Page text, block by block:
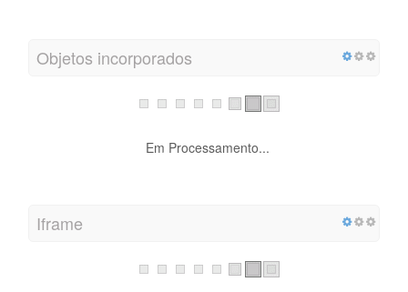
Objetos incorporados
Em Processamento...
Iframe